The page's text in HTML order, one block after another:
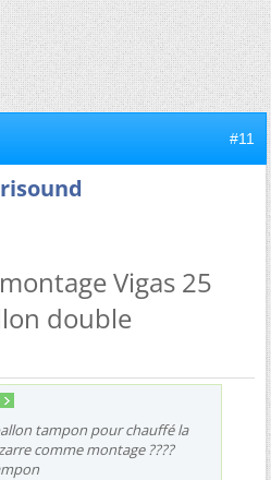
#11
Vigas 25
double
tampon pour chauffé la
comme montage ????